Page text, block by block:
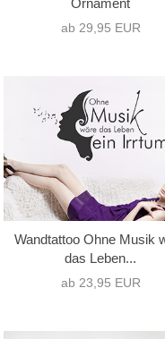
Ornament
ab 29,95 EUR
Wandtattoo Ohne Musik
das Leben...
ab 23,95 EUR